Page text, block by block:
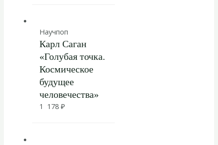
Научпоп
Карл Саган
«Голубая точка.
Космическое
будущее
человечества»
1 178 ₽